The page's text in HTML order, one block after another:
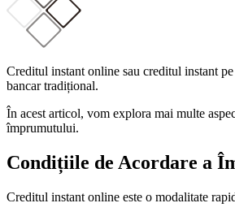
Creditul instant online sau creditul instant
bancar tradițional.
În acest articol, vom explora mai multe
împrumutului.
Condițiile de Acordare a
Creditul instant online este o modalitate